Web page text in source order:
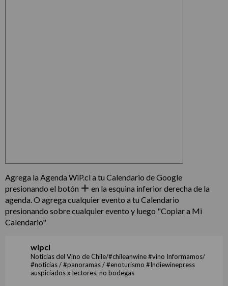
Agrega la Agenda WiP.cl a tu Calendario de Google
presionando el botón
en la esquina inferior derecha de la
agenda. O agrega cualquier evento a tu Calendario
presionando sobre cualquier evento y luego "Copiar a Mi
Calendario"
wipcl
Noticias del Vino de Chile/#chileanwine #vino Informamos/
#noticias / #panoramas / #enoturismo #Indiewinepress
auspiciados x lectores, no bodegas